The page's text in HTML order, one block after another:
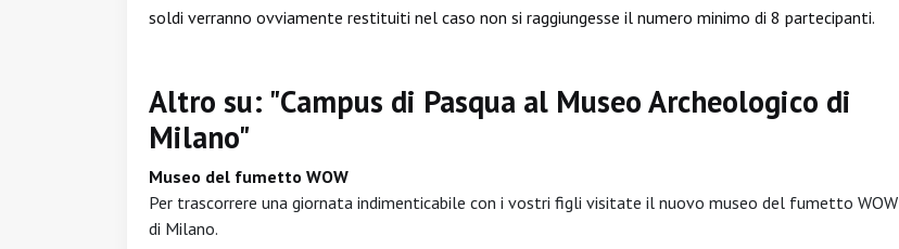
soldi verranno ovviamente restituiti nel caso non si raggiungesse il numero minimo di 8 partecipanti.
Altro su: "Campus di Pasqua al Museo Archeologico di
Milano"
Museo del fumetto WOW
Per trascorrere una giornata indimenticabile con i vostri figli visitate il nuovo museo del fumetto WOW
di Milano.